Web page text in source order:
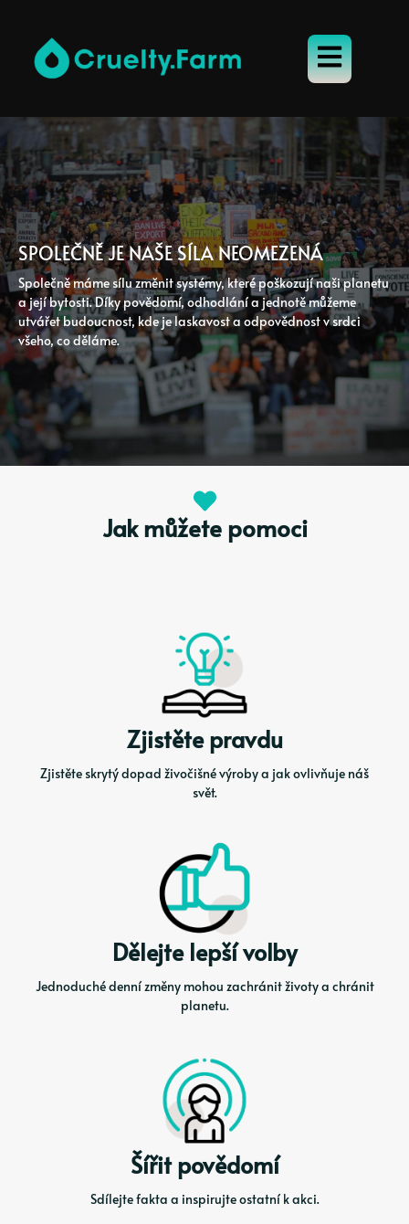
SPOLEČNĚ JE NAŠE SÍLA NEOMEZENÁ
Společně máme sílu změnit systémy, které poškozují naši planetu
a její bytosti. Díky povědomí, odhodlání a jednotě můžeme
utvářet budoucnost, kde je laskavost a odpovědnost v srdci
všeho, co děláme.
Jak můžete pomoci
Zjistěte pravdu
Zjistěte skrytý dopad živočišné výroby a jak ovlivňuje náš
svět.
Dělejte lepší volby
Jednoduché denní změny mohou zachránit životy a chránit
planetu.
Šířit povědomí
Sdílejte fakta a inspirujte ostatní k akci.